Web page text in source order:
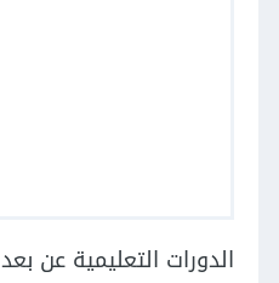
الدورات التعليمية عن بعد